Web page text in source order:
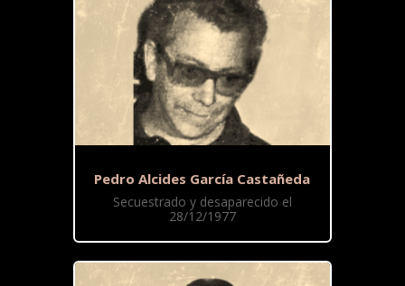
Pedro Alcides García Castañeda
Secuestrado y desaparecido el
28/12/1977